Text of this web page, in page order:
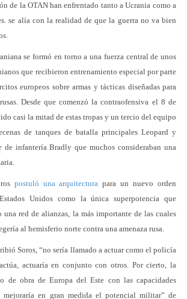
de la OTAN han enfrentado tanto a Ucrania como a
se alía con la realidad de que la guerra no va bien
se formó en torno a una fuerza central de unos
que recibieron entrenamiento especial por parte
europeos sobre armas y tácticas diseñadas para
Desde que comenzó la contraofensiva el 8 de
casi la mitad de estas tropas y un tercio del equipo
de tanques de batalla principales Leopard y
de infantería Bradly que muchos consideraban una
postuló una arquitectura para un nuevo orden
Unidos como la única superpotencia que
una red de alianzas, la más importante de las cuales
al hemisferio norte contra una amenaza rusa.
Soros, “no sería llamado a actuar como el policía
actuaría en conjunto con otros. Por cierto, la
de obra de Europa del Este con las capacidades
mejoraría en gran medida el potencial militar” de